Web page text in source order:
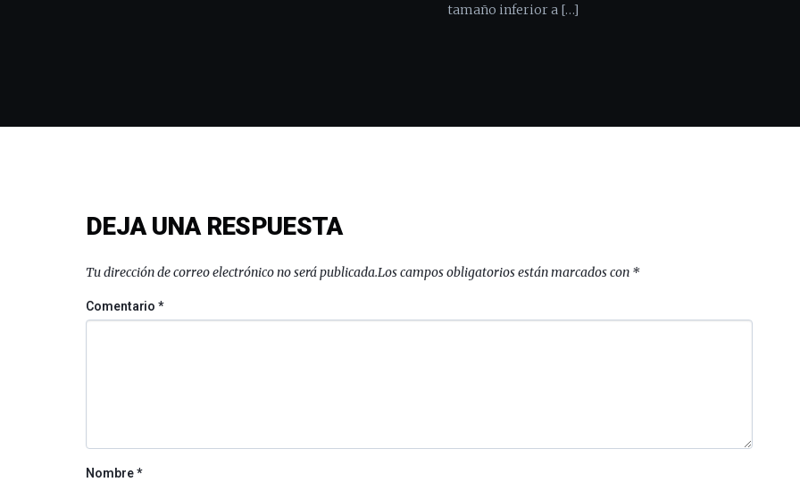
tamaño inferior a […]
DEJA UNA RESPUESTA
Tu dirección de correo electrónico no será publicada.Los campos obligatorios están marcados con *
Comentario*
Nombre*